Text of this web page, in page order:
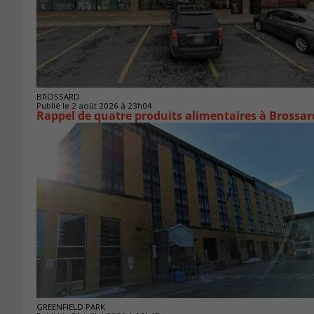
BROSSARD
Publié le 2 août 2026 à 23h04
Rappel de quatre produits alimentaires à
GREENFIELD PARK